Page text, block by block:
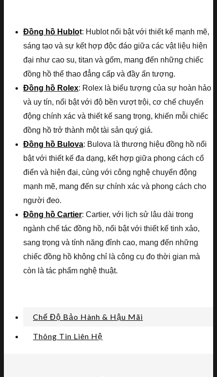
Đồng hồ Hublot: Hublot nổi bật với thiết kế mạnh mẽ,
sáng tạo và sự kết hợp độc đáo giữa các vật liệu hiện
đại như cao su, titan và gốm, mang đến những chiếc
đồng hồ thể thao đẳng cấp và đầy ấn tượng.
Đồng hồ Rolex: Rolex là biểu tượng của sự hoàn hảo
và uy tín, nổi bật với độ bền vượt trội, cơ chế chuyển
động chính xác và thiết kế sang trọng, khiến mỗi chiếc
đồng hồ trở thành một tài sản quý giá.
Đồng hồ Bulova: Bulova là thương hiệu đồng hồ nổi
bật với thiết kế đa dạng, kết hợp giữa phong cách cổ
điển và hiện đại, cùng với công nghệ chuyển động
mạnh mẽ, mang đến sự chính xác và phong cách cho
người đeo.
Đồng hồ Cartier: Cartier, với lịch sử lâu dài trong
ngành chế tác đồng hồ, nổi bật với thiết kế tinh xảo,
sang trọng và tính năng đỉnh cao, mang đến những
chiếc đồng hồ không chỉ là công cụ đo thời gian mà
còn là tác phẩm nghệ thuật.
Chế Độ Bảo Hành & Hậu Mãi
Thông Tin Liên Hệ